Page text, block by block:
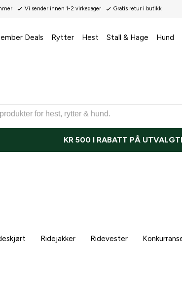
Vi sender innen 1-2 virkedager Gratis retur i butikk
Deals Rytter Hest Stall & Hage Hund
KR 500 I RABATT PÅ
Ridejakker Ridevester